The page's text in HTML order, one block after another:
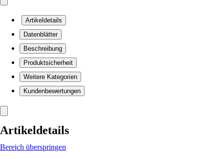
Artikeldetails
Datenblätter
Beschreibung
Produktsicherheit
Weitere Kategorien
Kundenbewertungen
Artikeldetails
Bereich überspringen